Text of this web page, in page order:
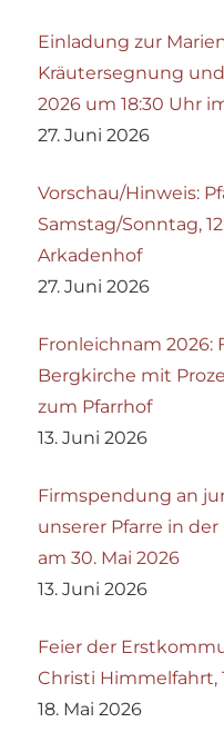
Einladung zur
Kräutersegnung
2026 um 18:30 Uhr
27. Juni 2026
Vorschau/Hinweis:
Samstag/Sonntag,
Arkadenhof
27. Juni 2026
Fronleichnam
Bergkirche mit
zum Pfarrhof
13. Juni 2026
Firmspendung an
unserer Pfarre in
am 30. Mai 2026
13. Juni 2026
Feier der
Christi Himmelfahrt,
18. Mai 2026